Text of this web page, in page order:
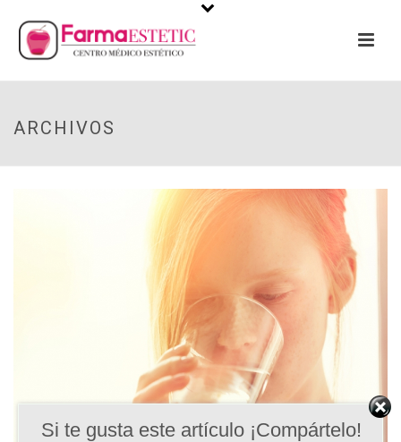
ARCHIVOS
Si te gusta este artículo ¡Compártelo!